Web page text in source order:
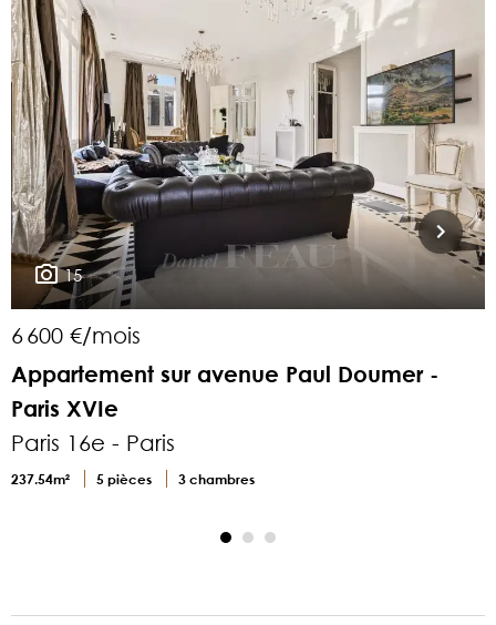
15
6 600 €/mois
Appartement sur avenue Paul Doumer -
Paris XVIe
Paris 16e - Paris
237.54m² 5 pièces 3 chambres